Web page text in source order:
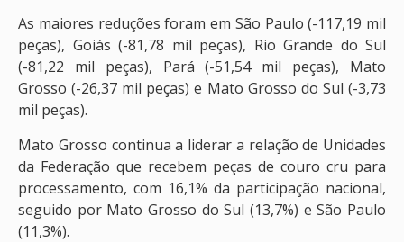
As maiores reduções foram em São Paulo (-117,19 mil
peças), Goiás (-81,78 mil peças), Rio Grande do Sul
(-81,22 mil peças), Pará (-51,54 mil peças), Mato
Grosso (-26,37 mil peças) e Mato Grosso do Sul (-3,73
mil peças).
Mato Grosso continua a liderar a relação de Unidades
da Federação que recebem peças de couro cru para
processamento, com 16,1% da participação nacional,
seguido por Mato Grosso do Sul (13,7%) e São Paulo
(11,3%).